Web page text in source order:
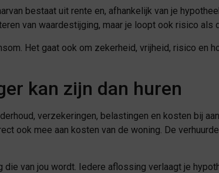
bestaat uit rente en, afhankelijk van je
van waardestijging, maar je loopt ook risico als
Het gaat ook om zekerheid, vrijheid, risico en
kan zijn dan huren
verzekeringen, belastingen en kosten bij
ook mee aan kosten van de woning. De
van jou wordt. Iedere aflossing verlaagt je